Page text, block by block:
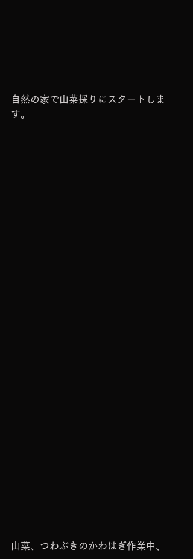
自然の家で山菜採りにスタートしま
す。
山菜、つわぶきのかわはぎ作業中、